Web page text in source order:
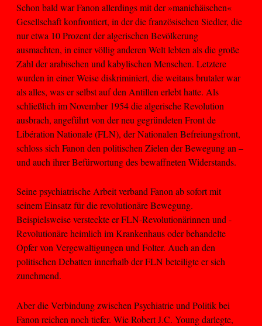
Schon bald war Fanon allerdings mit der »manichäischen«
Gesellschaft konfrontiert, in der die französischen Siedler, die
nur etwa 10 Prozent der algerischen Bevölkerung
ausmachten, in einer völlig anderen Welt lebten als die große
Zahl der arabischen und kabylischen Menschen. Letztere
wurden in einer Weise diskriminiert, die weitaus brutaler war
als alles, was er selbst auf den Antillen erlebt hatte. Als
schließlich im November 1954 die algerische Revolution
ausbrach, angeführt von der neu gegründeten Front de
Libération Nationale (FLN), der Nationalen Befreiungsfront,
schloss sich Fanon den politischen Zielen der Bewegung an –
und auch ihrer Befürwortung des bewaffneten Widerstands.
Seine psychiatrische Arbeit verband Fanon ab sofort mit
seinem Einsatz für die revolutionäre Bewegung.
Beispielsweise versteckte er FLN-Revolutionärinnen und -
Revolutionäre heimlich im Krankenhaus oder behandelte
Opfer von Vergewaltigungen und Folter. Auch an den
politischen Debatten innerhalb der FLN beteiligte er sich
zunehmend.
Aber die Verbindung zwischen Psychiatrie und Politik bei
Fanon reichen noch tiefer. Wie Robert J.C. Young darlegte,